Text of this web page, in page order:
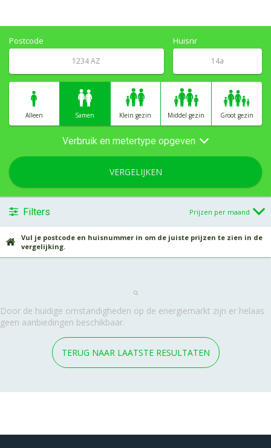
Postcode Huisnr
Alleen Samen Klein gezin Middel gezin Groot gezin
Verbruik en metertype opgeven
VERGELIJKEN
Filters Prijzen per maand
Vul je postcode en huisnummer in om de juiste prijzen te zien in de
vergelijking.
Door de huidige omstandigheden op de energiemarkt zijn er helaas
geen aanbiedingen beschikbaar.
TERUG NAAR LAATSTE RESULTATEN